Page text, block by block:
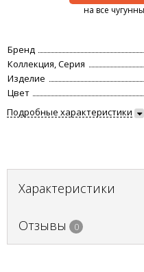
на все
Бренд
Коллекция, Серия
Изделие
Цвет
Подробные характеристики
Характеристики
Отзывы 0